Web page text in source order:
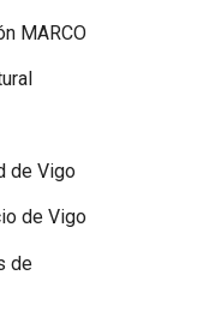
MARCO
de Vigo
de Vigo
de